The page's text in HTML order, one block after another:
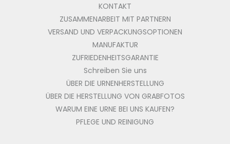
KONTAKT
ZUSAMMENARBEIT MIT PARTNERN
VERSAND UND VERPACKUNGSOPTIONEN
MANUFAKTUR
ZUFRIEDENHEITSGARANTIE
Schreiben Sie uns
ÜBER DIE URNENHERSTELLUNG
ÜBER DIE HERSTELLUNG VON GRABFOTOS
WARUM EINE URNE BEI UNS KAUFEN?
PFLEGE UND REINIGUNG